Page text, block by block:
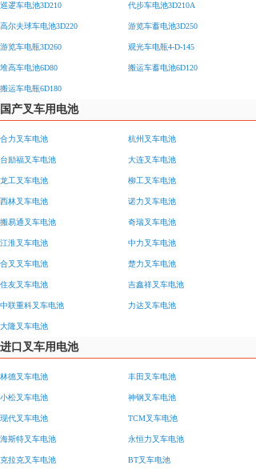
巡逻车电池3D210 代步车电池3D210A
高尔夫球车电池3D220 游览车蓄电池3D250
游览车电瓶3D260 观光车电瓶4-D-145
堆高车电池6D80 搬运车蓄电池6D120
搬运车电瓶6D180
国产叉车用电池
合力叉车电池 杭州叉车电池
台励福叉车电池 大连叉车电池
龙工叉车电池 柳工叉车电池
西林叉车电池 诺力叉车电池
搬易通叉车电池 奇瑞叉车电池
江淮叉车电池 中力叉车电池
合叉叉车电池 楚力叉车电池
住友叉车电池 吉鑫祥叉车电池
中联重科叉车电池 力达叉车电池
大隆叉车电池
进口叉车用电池
林德叉车电池 丰田叉车电池
小松叉车电池 神钢叉车电池
现代叉车电池 TCM叉车电池
海斯特叉车电池 永恒力叉车电池
克拉克叉车电池 BT叉车电池